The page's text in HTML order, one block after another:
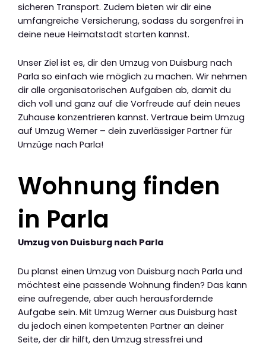
sicheren Transport. Zudem bieten wir dir eine
umfangreiche Versicherung, sodass du sorgenfrei in
deine neue Heimatstadt starten kannst.
Unser Ziel ist es, dir den Umzug von Duisburg nach
Parla so einfach wie möglich zu machen. Wir nehmen
dir alle organisatorischen Aufgaben ab, damit du
dich voll und ganz auf die Vorfreude auf dein neues
Zuhause konzentrieren kannst. Vertraue beim Umzug
auf Umzug Werner – dein zuverlässiger Partner für
Umzüge nach Parla!
Wohnung finden
in Parla
Umzug von Duisburg nach Parla
Du planst einen Umzug von Duisburg nach Parla und
möchtest eine passende Wohnung finden? Das kann
eine aufregende, aber auch herausfordernde
Aufgabe sein. Mit Umzug Werner aus Duisburg hast
du jedoch einen kompetenten Partner an deiner
Seite, der dir hilft, den Umzug stressfrei und